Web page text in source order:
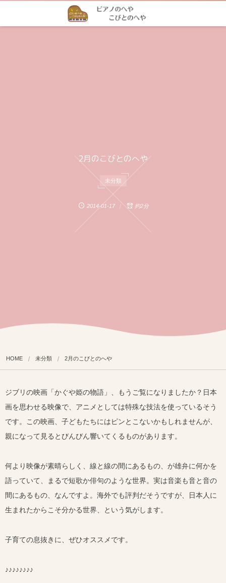
2月のこびとのへや
未分類
2014-01-17 約2分
HOME 未分類 2月のこびとのへや
ジブリの映画「かぐや姫の物語」、もうご覧になりましたか？日本
画を思わせる映像で、アニメとしては特殊な技法を使っているそう
です。この映画、子どもたちにはピンとこないかもしれませんが、
親になって見るとびんびん響いてくるものがあります。
何より映像が素晴らしく、線と線の間にあるもの、が雄弁に何かを
語っていて、まるで短歌か俳句のような世界。実は音楽も音と音の
間にあるもの、なんですよ。海外でも評判だそうですが、日本人に
生まれたからこそ分かる世界、という気がします。
子育ての息抜きに、ぜひオススメです。
♪♪♪♪♪♪♪♪